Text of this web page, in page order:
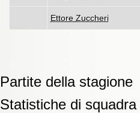
Ettore Zuccheri
Partite della stagione
Statistiche di squadra